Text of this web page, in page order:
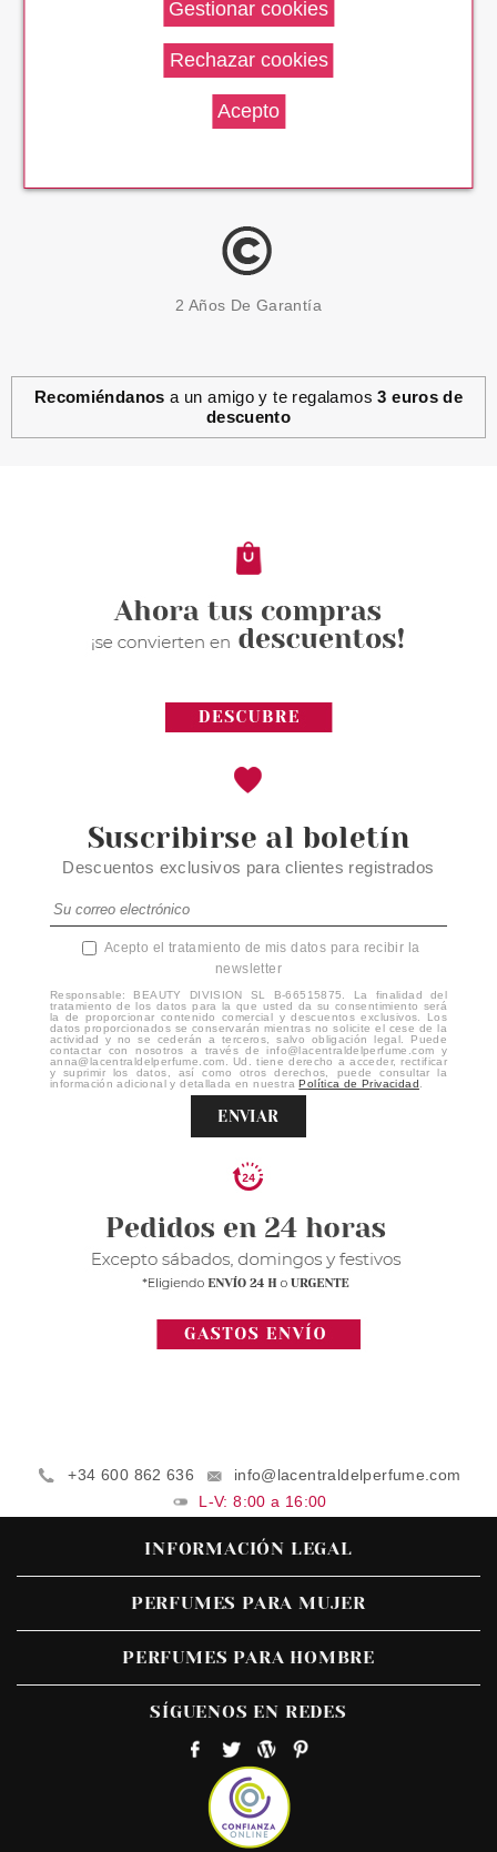
14 Días Devolución
2 Años De Garantía
Recomiéndanos a un amigo y te regalamos3 euros de
descuento
Suscribirse al boletín
Descuentos exclusivos para clientes registrados
Acepto el tratamiento de mis datos para recibir la
newsletter
Responsable: BEAUTY DIVISION SL B-66515875. La finalidad del
tratamiento de los datos para la que usted da su consentimiento será
la de proporcionar contenido comercial y descuentos exclusivos. Los
datos proporcionados se conservarán mientras no solicite el cese de la
actividad y no se cederán a terceros, salvo obligación legal. Puede
contactar con nosotros a través de info@lacentraldelperfume.com y
anna@lacentraldelperfume.com. Ud. tiene derecho a acceder, rectificar
y suprimir los datos, así como otros derechos, puede consultar la
información adicional y detallada en nuestraPolítica de Privacidad
ENVIAR
+34 600 862 636
info@lacentraldelperfume.com
L-V: 8:00 a 16:00
INFORMACIÓN LEGAL
PERFUMES PARA MUJER
PERFUMES PARA HOMBRE
SÍGUENOS EN REDES